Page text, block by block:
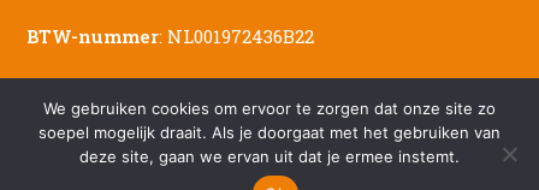
BTW-nummer: NL001972436B22
© Copyright - 2026 Tuinmachines Eemnes
We gebruiken cookies om ervoor te zorgen dat onze site zo
soepel mogelijk draait. Als je doorgaat met het gebruiken van
deze site, gaan we ervan uit dat je ermee instemt.